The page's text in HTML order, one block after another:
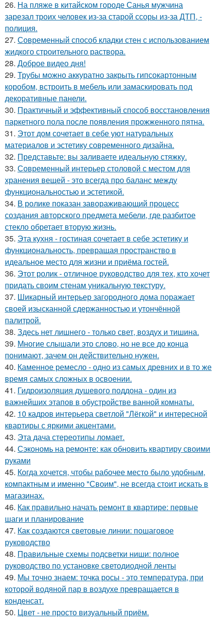
26. На пляже в китайском городе Санья мужчина
зарезал троих человек из-за старой ссоры из-за ДТП, -
полиция.
27. Современный способ кладки стен с использованием
жидкого строительного раствора.
28. Доброе видео дня!
29. Трубы можно аккуратно закрыть гипсокартонным
коробом, встроить в мебель или замаскировать под
декоративные панели.
30. Практичный и эффективный способ восстановления
паркетного пола после появления прожженного пятна.
31. Этот дом сочетает в себе уют натуральных
материалов и эстетику современного дизайна.
32. Представьте: вы заливаете идеальную стяжку.
33. Современный интерьер столовой с местом для
хранения вещей - это всегда про баланс между
функциональностью и эстетикой.
34. В ролике показан завораживающий процесс
создания авторского предмета мебели, где разбитое
стекло обретает вторую жизнь.
35. Эта кухня - гостиная сочетает в себе эстетику и
функциональность, превращая пространство в
идеальное место для жизни и приёма гостей.
36. Этот ролик - отличное руководство для тех, кто хочет
придать своим стенам уникальную текстуру.
37. Шикарный интерьер загородного дома поражает
своей изысканной сдержанностью и утончённой
палитрой.
38. Здесь нет лишнего - только свет, воздух и тишина.
39. Многие слышали это слово, но не все до конца
понимают, зачем он действительно нужен.
40. Каменное ремесло - одно из самых древних и в то же
время самых сложных в освоении.
41. Гидроизоляция душевого поддона - один из
важнейших этапов в обустройстве ванной комнаты.
42. 10 кадров интерьера светлой "Лёгкой" и интересной
квартиры с яркими акцентами.
43. Эта дача стереотипы ломает.
44. Сэкономь на ремонте: как обновить квартиру своими
руками
45. Когда хочется, чтобы рабочее место было удобным,
компактным и именно "Своим", не всегда стоит искать в
магазинах.
46. Как правильно начать ремонт в квартире: первые
шаги и планирование
47. Как создаются световые линии: пошаговое
руководство
48. Правильные схемы подсветки ниши: полное
руководство по установке светодиодной ленты
49. Мы точно знаем: точка росы - это температура, при
которой водяной пар в воздухе превращается в
конденсат.
50. Цвет - не просто визуальный приём.